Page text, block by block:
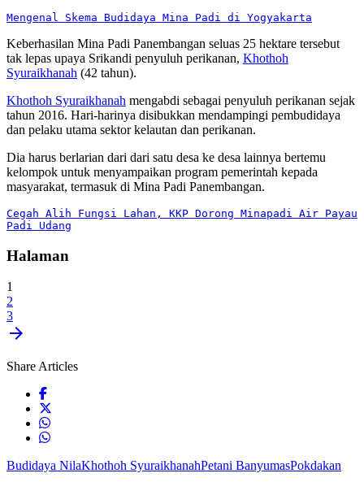
Mengenal Skema Budidaya Mina Padi di Yogyakarta
Keberhasilan Mina Padi Panembangan seluas 25 hektare tersebut
tak lepas upaya Srikandi penyuluh perikanan, Khothoh
Syuraikhanah (42 tahun).
Khothoh Syuraikhanah mengabdi sebagai penyuluh perikanan sejak
tahun 2016. Hari-harinya disibukkan mendampingi pembudidaya
dan pelaku utama sektor kelautan dan perikanan.
Dia harus berlarian dari dari satu desa ke desa lainnya bertemu
kelompok untuk menyampaikan program pemerintah kepada
masyarakat, termasuk di Mina Padi Panembangan.
Cegah Alih Fungsi Lahan, KKP Dorong Minapadi Air Payau
Padi Udang
Halaman
1
2
3
arrow_forward
Share Articles
Budidaya NilaKhothoh SyuraikhanahPetani BanyumasPokdakan